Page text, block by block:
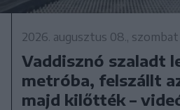
2026. augusztus 08., szombat
Vaddisznó szaladt
metróba, felszállt
majd kilőtték –